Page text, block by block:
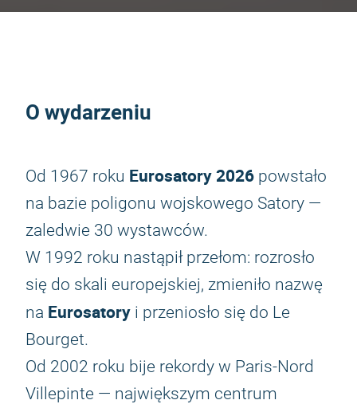
O wydarzeniu
Od 1967 roku Eurosatory 2026 powstało
na bazie poligonu wojskowego Satory —
zaledwie 30 wystawców.
W 1992 roku nastąpił przełom: rozrosło
się do skali europejskiej, zmieniło nazwę
na Eurosatory i przeniosło się do Le
Bourget.
Od 2002 roku bije rekordy w Paris‑Nord
Villepinte — największym centrum